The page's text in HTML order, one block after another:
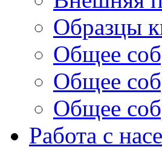
Образцы
Общее
Общее
Общее
Работа с